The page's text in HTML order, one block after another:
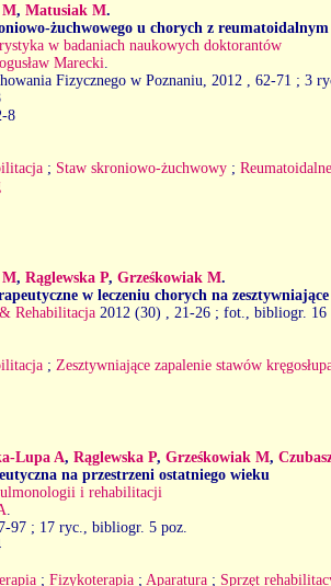
M, Matusiak M.
żuchwowego u chorych z reumatoidalnym
w badaniach naukowych doktorantów
Marecki
Fizycznego w Poznaniu, 2012
, 62-71 ; 3
8
; Staw skroniowo-żuchwowy ;
M, Rąglewska P, Grześkowiak M.
w leczeniu chorych na
Rehabilitacja 2012 (30)
, 21-26 ; fot., bibliogr. 16
; Zesztywniające zapalenie stawów
Lupa A, Rąglewska P, Grześkowiak M,
na przestrzeni ostatniego wieku
i rehabilitacji
97 ; 17 ryc., bibliogr. 5 poz.
; Fizykoterapia ; Aparatura ; Sprzęt